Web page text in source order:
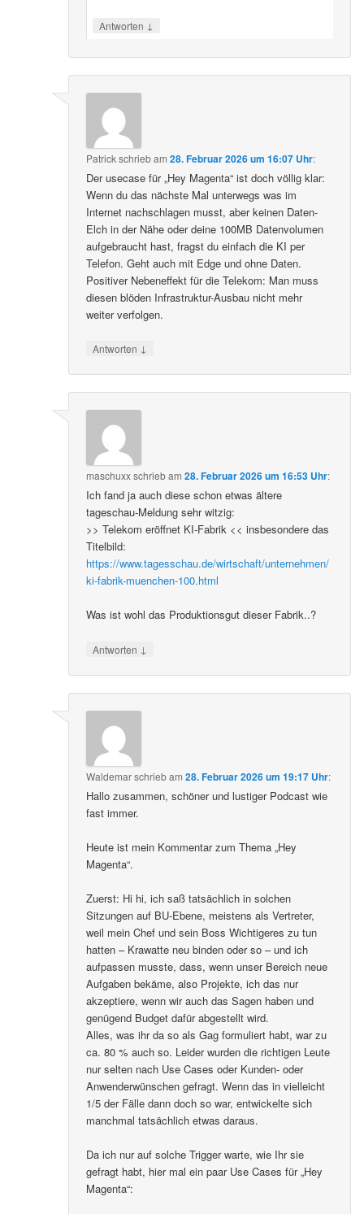
Antworten ↓
Patrickschriebam28. Februar 2026 um 16:07 Uhr:
Der usecase für „Hey Magenta“ ist doch völlig klar:
Wenn du das nächste Mal unterwegs was im
Internet nachschlagen musst, aber keinen Daten-
Elch in der Nähe oder deine 100MB Datenvolumen
aufgebraucht hast, fragst du einfach die KI per
Telefon. Geht auch mit Edge und ohne Daten.
Positiver Nebeneffekt für die Telekom: Man muss
diesen blöden Infrastruktur-Ausbau nicht mehr
weiter verfolgen.
Antworten ↓
maschuxxschriebam28. Februar 2026 um 16:53 Uhr:
Ich fand ja auch diese schon etwas ältere
tageschau-Meldung sehr witzig:
>> Telekom eröffnet KI-Fabrik << insbesondere das
Titelbild:
https://www.tagesschau.de/wirtschaft/unternehmen/
ki-fabrik-muenchen-100.html
Was ist wohl das Produktionsgut dieser Fabrik..?
Antworten ↓
Waldemarschriebam28. Februar 2026 um 19:17 Uhr:
Hallo zusammen, schöner und lustiger Podcast wie
fast immer.
Heute ist mein Kommentar zum Thema „Hey
Magenta“.
Zuerst: Hi hi, ich saß tatsächlich in solchen
Sitzungen auf BU-Ebene, meistens als Vertreter,
weil mein Chef und sein Boss Wichtigeres zu tun
hatten – Krawatte neu binden oder so – und ich
aufpassen musste, dass, wenn unser Bereich neue
Aufgaben bekäme, also Projekte, ich das nur
akzeptiere, wenn wir auch das Sagen haben und
genügend Budget dafür abgestellt wird.
Alles, was ihr da so als Gag formuliert habt, war zu
ca. 80 % auch so. Leider wurden die richtigen Leute
nur selten nach Use Cases oder Kunden- oder
Anwenderwünschen gefragt. Wenn das in vielleicht
1/5 der Fälle dann doch so war, entwickelte sich
manchmal tatsächlich etwas daraus.
Da ich nur auf solche Trigger warte, wie Ihr sie
gefragt habt, hier mal ein paar Use Cases für „Hey
Magenta“: